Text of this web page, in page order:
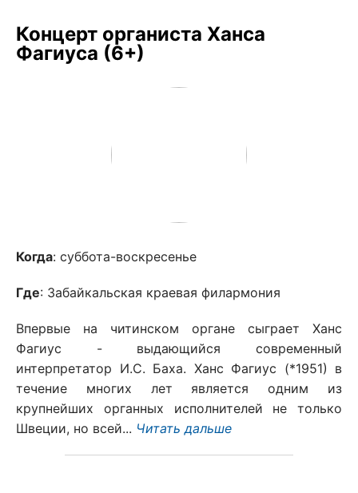
Концерт органиста Ханса
Фагиуса (6+)
Когда: суббота-воскресенье
Где: Забайкальская краевая филармония
Впервые на читинском органе сыграет Ханс
Фагиус - выдающийся современный
интерпретатор И.С. Баха. Ханс Фагиус (*1951) в
течение многих лет является одним из
крупнейших органных исполнителей не только
Швеции, но всей... Читать дальше